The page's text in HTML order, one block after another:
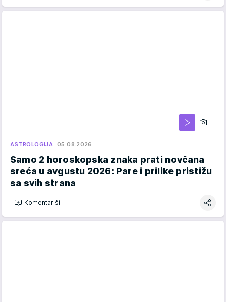
ASTROLOGIJA 05.08.2026.
Samo 2 horoskopska znaka prati novčana
sreća u avgustu 2026: Pare i prilike pristižu
sa svih strana
Komentariši